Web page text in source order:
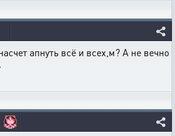
насчет апнуть всё и всех,м? А не вечно